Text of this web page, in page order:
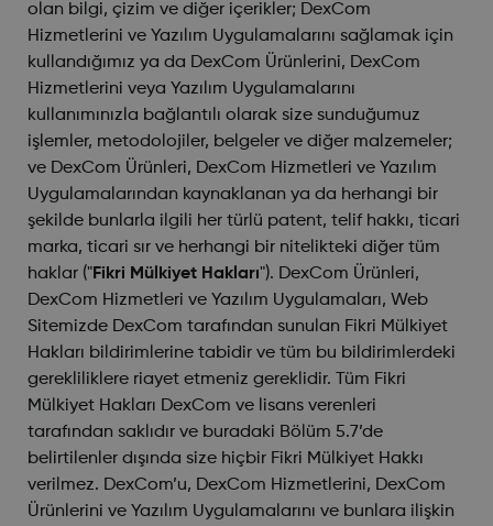
olan bilgi, çizim ve diğer içerikler; DexCom
Hizmetlerini ve Yazılım Uygulamalarını sağlamak için
kullandığımız ya da DexCom Ürünlerini, DexCom
Hizmetlerini veya Yazılım Uygulamalarını
kullanımınızla bağlantılı olarak size sunduğumuz
işlemler, metodolojiler, belgeler ve diğer malzemeler;
ve DexCom Ürünleri, DexCom Hizmetleri ve Yazılım
Uygulamalarından kaynaklanan ya da herhangi bir
şekilde bunlarla ilgili her türlü patent, telif hakkı, ticari
marka, ticari sır ve herhangi bir nitelikteki diğer tüm
haklar ("Fikri Mülkiyet Hakları"). DexCom Ürünleri,
DexCom Hizmetleri ve Yazılım Uygulamaları, Web
Sitemizde DexCom tarafından sunulan Fikri Mülkiyet
Hakları bildirimlerine tabidir ve tüm bu bildirimlerdeki
gerekliliklere riayet etmeniz gereklidir. Tüm Fikri
Mülkiyet Hakları DexCom ve lisans verenleri
tarafından saklıdır ve buradaki Bölüm 5.7’de
belirtilenler dışında size hiçbir Fikri Mülkiyet Hakkı
verilmez. DexCom’u, DexCom Hizmetlerini, DexCom
Ürünlerini ve Yazılım Uygulamalarını ve bunlara ilişkin